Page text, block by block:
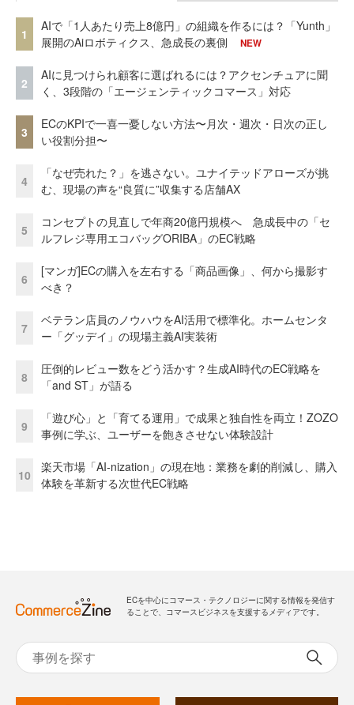
1
AIで「1人あたり売上8億円」の組織を作るには？「Yunth」
展開のAiロボティクス、急成長の裏側
NEW
2
AIに見つけられ顧客に選ばれるには？アクセンチュアに聞
く、3段階の「エージェンティックコマース」対応
3
ECのKPIで一喜一憂しない方法〜月次・週次・日次の正し
い役割分担〜
4
「なぜ売れた？」を逃さない。ユナイテッドアローズが挑
む、現場の声を“良質に”収集する店舗AX
5
コンセプトの見直しで年商20億円規模へ 急成長中の「セ
ルフレジ専用エコバッグORIBA」のEC戦略
6
[マンガ]ECの購入を左右する「商品画像」、何から撮影す
べき？
7
ベテラン店員のノウハウをAI活用で標準化。ホームセンタ
ー「グッデイ」の現場主義AI実装術
8
圧倒的レビュー数をどう活かす？生成AI時代のEC戦略を
「and ST」が語る
9
「遊び心」と「育てる運用」で成果と独自性を両立！ZOZO
事例に学ぶ、ユーザーを飽きさせない体験設計
10
楽天市場「AI-nization」の現在地：業務を劇的削減し、購入
体験を革新する次世代EC戦略
ECを中心にコマース・テクノロジーに関する情報を発信す
ることで、コマースビジネスを支援するメディアです。